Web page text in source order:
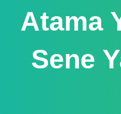
Atama
Sene